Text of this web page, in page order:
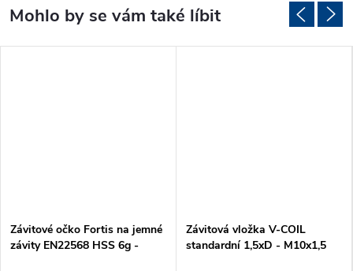
Závitové očko Fortis na jemné
závity EN22568 HSS 6g -
Závitová vložka V-COIL
standardní 1,5xD - M10x1,5